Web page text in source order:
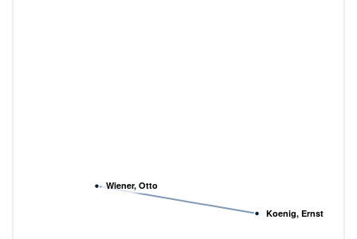
Koenig, Ernst
Wiener, Otto